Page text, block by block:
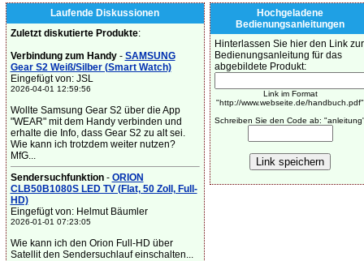
Laufende Diskussionen
Zuletzt diskutierte Produkte:
Verbindung zum Handy- SAMSUNG
Gear S2 Weiß/Silber (Smart Watch)
Eingefügt von: JSL
2026-04-01 12:59:56
Wollte Samsung Gear S2 über die App
"WEAR" mit dem Handy verbinden und
erhalte die Info, dass Gear S2 zu alt sei.
Wie kann ich trotzdem weiter nutzen?
MfG...
Sendersuchfunktion- ORION
CLB50B1080S LED TV (Flat, 50 Zoll, Full-
HD)
Eingefügt von: Helmut Bäumler
2026-01-01 07:23:05
Wie kann ich den Orion Full-HD über
Satellit den Sendersuchlauf einschalten...
Hochgeladene
Bedienungsanleitungen
Hinterlassen Sie hier den Link zur
Bedienungsanleitung für das
abgebildete Produkt:
Link im Format
"http://www.webseite.de/handbuch.pdf"
Schreiben Sie den Code ab: